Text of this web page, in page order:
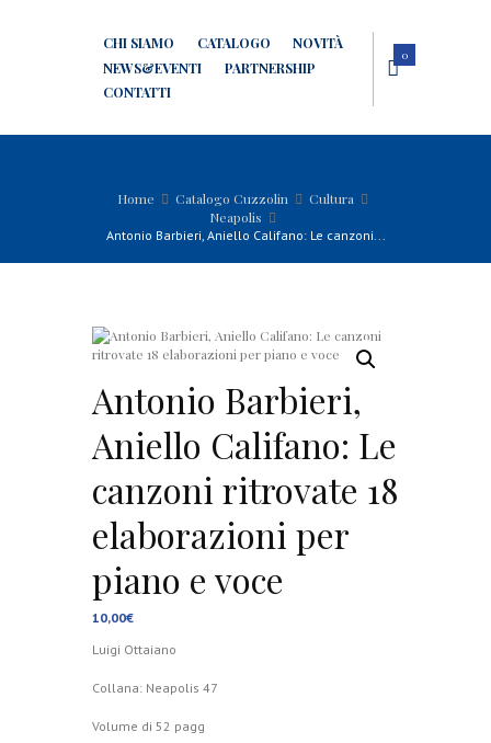
CHI SIAMO CATALOGO
NOVITÀ
NEWS&EVENTI
PARTNERSHIP
CONTATTI
0
Home Catalogo Cuzzolin
Cultura
Neapolis
Antonio Barbieri, Aniello Califano: Le canzoni...
Antonio Barbieri,
Aniello Califano: Le
canzoni ritrovate 18
elaborazioni per
piano e voce
10,00€
Luigi Ottaiano
Collana: Neapolis 47
Volume di 52 pagg